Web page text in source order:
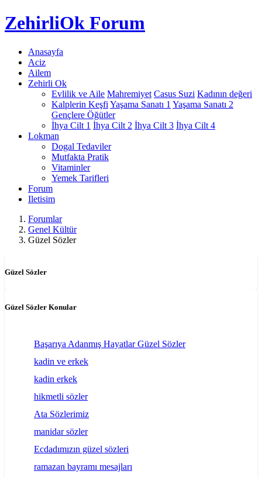
ZehirliOk Forum
Anasayfa
Aciz
Ailem
Zehirli Ok
Evlilik ve Aile Mahremiyet Casus Suzi Kadının değeri
Kalplerin Keşfi Yaşama Sanatı 1 Yaşama Sanatı 2
Gençlere Öğütler
İhya Cilt 1 İhya Cilt 2 İhya Cilt 3 İhya Cilt 4
Lokman
Dogal Tedaviler
Mutfakta Pratik
Vitaminler
Yemek Tarifleri
Forum
Iletisim
Forumlar
Genel Kültür
Güzel Sözler
Güzel Sözler
Güzel Sözler Konular
Başarıya Adanmış Hayatlar Güzel Sözler
kadin ve erkek
kadin erkek
hikmetli sözler
Ata Sözlerimiz
manidar sözler
Ecdadımızın güzel sözleri
ramazan bayramı mesajları